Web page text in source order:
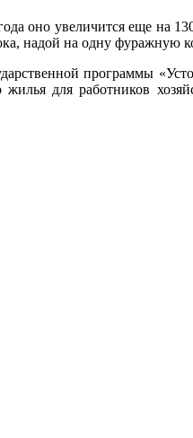
оно увеличится еще на
надой на одну фуражную
программы
жилья для работников